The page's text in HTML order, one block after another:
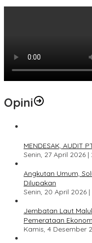
Opini
MENDESAK, AUDIT
Senin, 27 April 2026 |
Angkutan Umum,
Dilupakan
Senin, 20 April 2026 |
Jembatan Laut
Pemerataan
Kamis, 4 Desember